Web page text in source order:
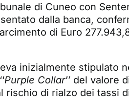
di Cuneo con
dalla banca,
di Euro
inizialmente stipulato
Purple Collar’’ del valore
rischio di rialzo dei tassi